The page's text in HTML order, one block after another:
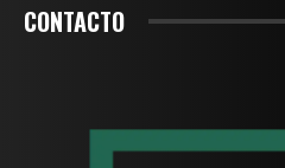
CONTACTO